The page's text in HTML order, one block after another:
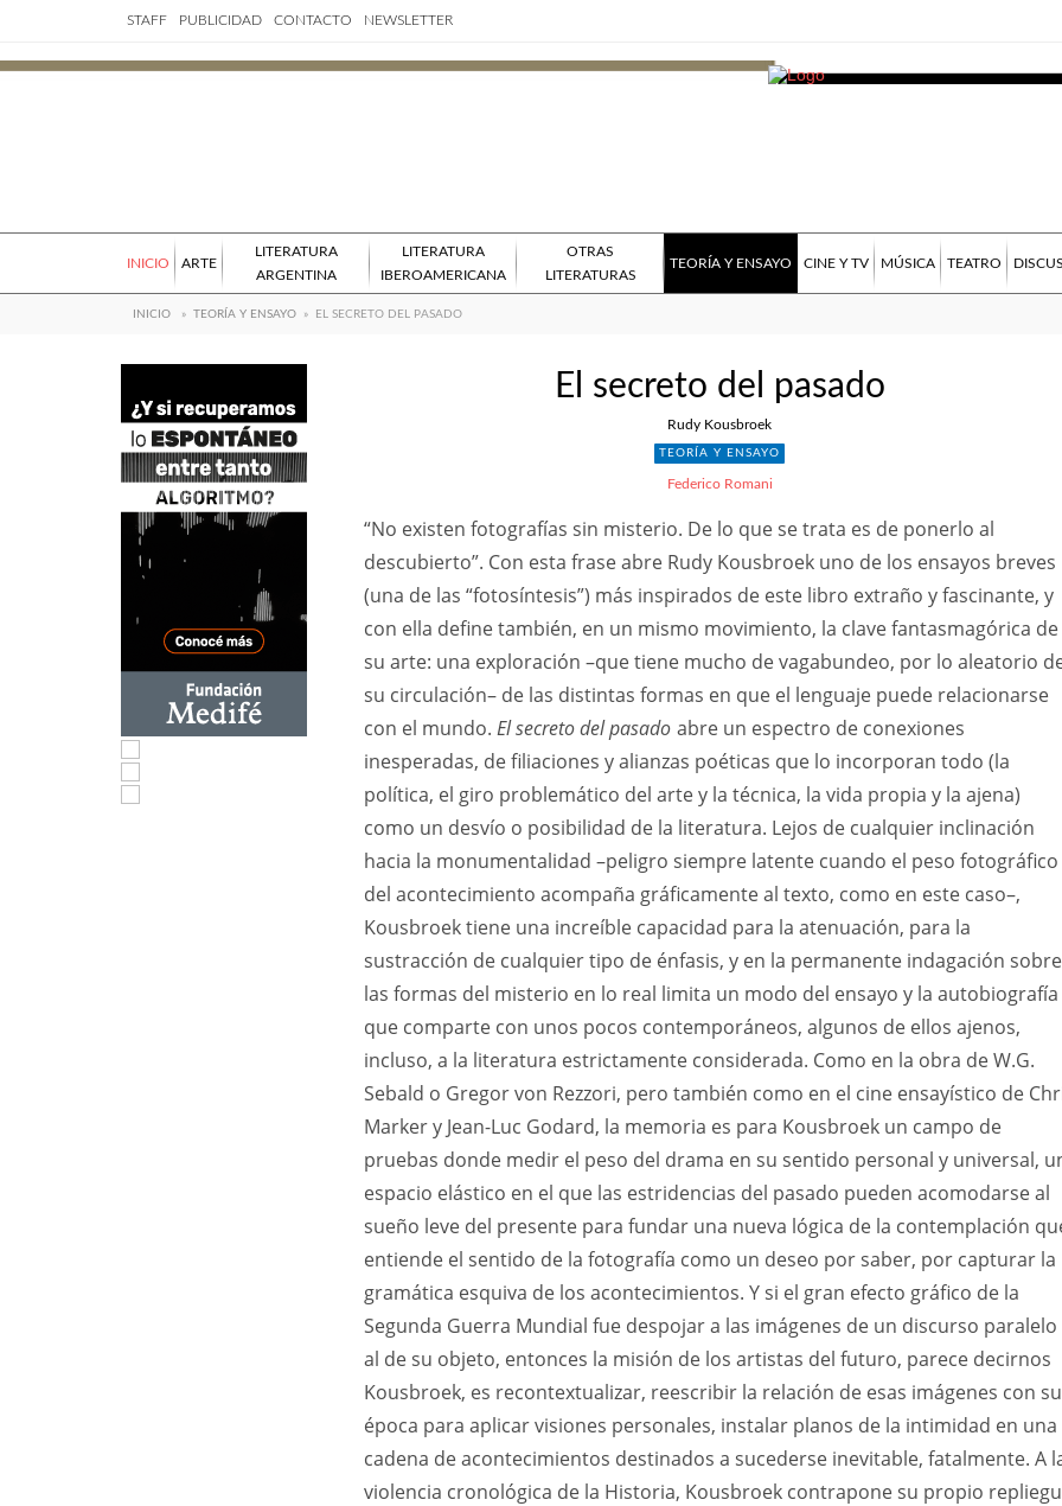
STAFF PUBLICIDAD CONTACTO NEWSLETTER
INICIO ARTE
LITERATURA
ARGENTINA
LITERATURA
IBEROAMERICANA
OTRAS
LITERATURAS
TEORÍA Y ENSAYO CINE Y TV MÚSICA TEATRO
INICIO » TEORÍA Y ENSAYO » EL SECRETO DEL PASADO
El secreto del pasado
Rudy Kousbroek
TEORÍA Y ENSAYO
Federico Romani
“No existen fotografías sin misterio. De lo que se trata es de ponerlo al
descubierto”. Con esta frase abre Rudy Kousbroek uno de los ensayos breves
(una de las “fotosíntesis”) más inspirados de este libro extraño y fascinante, y
con ella define también, en un mismo movimiento, la clave fantasmagórica de
su arte: una exploración –que tiene mucho de vagabundeo, por lo aleatorio
su circulación– de las distintas formas en que el lenguaje puede relacionarse
con el mundo. El secreto del pasado abre un espectro de conexiones
inesperadas, de filiaciones y alianzas poéticas que lo incorporan todo (la
política, el giro problemático del arte y la técnica, la vida propia y la ajena)
como un desvío o posibilidad de la literatura. Lejos de cualquier inclinación
hacia la monumentalidad –peligro siempre latente cuando el peso fotográfico
del acontecimiento acompaña gráficamente al texto, como en este caso–,
Kousbroek tiene una increíble capacidad para la atenuación, para la
sustracción de cualquier tipo de énfasis, y en la permanente indagación sobre
las formas del misterio en lo real limita un modo del ensayo y la autobiografía
que comparte con unos pocos contemporáneos, algunos de ellos ajenos,
incluso, a la literatura estrictamente considerada. Como en la obra de W.G.
Sebald o Gregor von Rezzori, pero también como en el cine ensayístico de
Marker y Jean-Luc Godard, la memoria es para Kousbroek un campo de
pruebas donde medir el peso del drama en su sentido personal y universal,
espacio elástico en el que las estridencias del pasado pueden acomodarse al
sueño leve del presente para fundar una nueva lógica de la contemplación
entiende el sentido de la fotografía como un deseo por saber, por capturar la
gramática esquiva de los acontecimientos. Y si el gran efecto gráfico de la
Segunda Guerra Mundial fue despojar a las imágenes de un discurso paralelo
al de su objeto, entonces la misión de los artistas del futuro, parece decirnos
Kousbroek, es recontextualizar, reescribir la relación de esas imágenes con su
época para aplicar visiones personales, instalar planos de la intimidad en una
cadena de acontecimientos destinados a sucederse inevitable, fatalmente. A
violencia cronológica de la Historia, Kousbroek contrapone su propio